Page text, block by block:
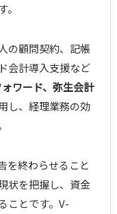
の顧問契約、記帳
会計導入支援など
ワード、弥生会計
し、経理業務の効
を終わらせること
状を把握し、資金
ことです。V-